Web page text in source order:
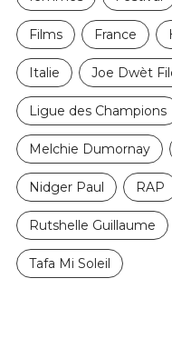
Films France
Italie Joe Dwèt
Ligue des Champions
Melchie Dumornay
Nidger Paul RAP
Rutshelle Guillaume
Tafa Mi Soleil